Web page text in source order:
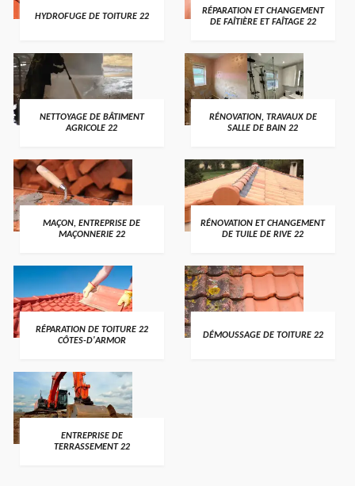
HYDROFUGE DE TOITURE 22
RÉPARATION ET CHANGEMENT
DE FAÎTIÈRE ET FAÎTAGE 22
NETTOYAGE DE BÂTIMENT
AGRICOLE 22
RÉNOVATION, TRAVAUX DE
SALLE DE BAIN 22
MAÇON, ENTREPRISE DE
MAÇONNERIE 22
RÉNOVATION ET CHANGEMENT
DE TUILE DE RIVE 22
RÉPARATION DE TOITURE 22
CÔTES-D'ARMOR
DÉMOUSSAGE DE TOITURE 22
ENTREPRISE DE
TERRASSEMENT 22